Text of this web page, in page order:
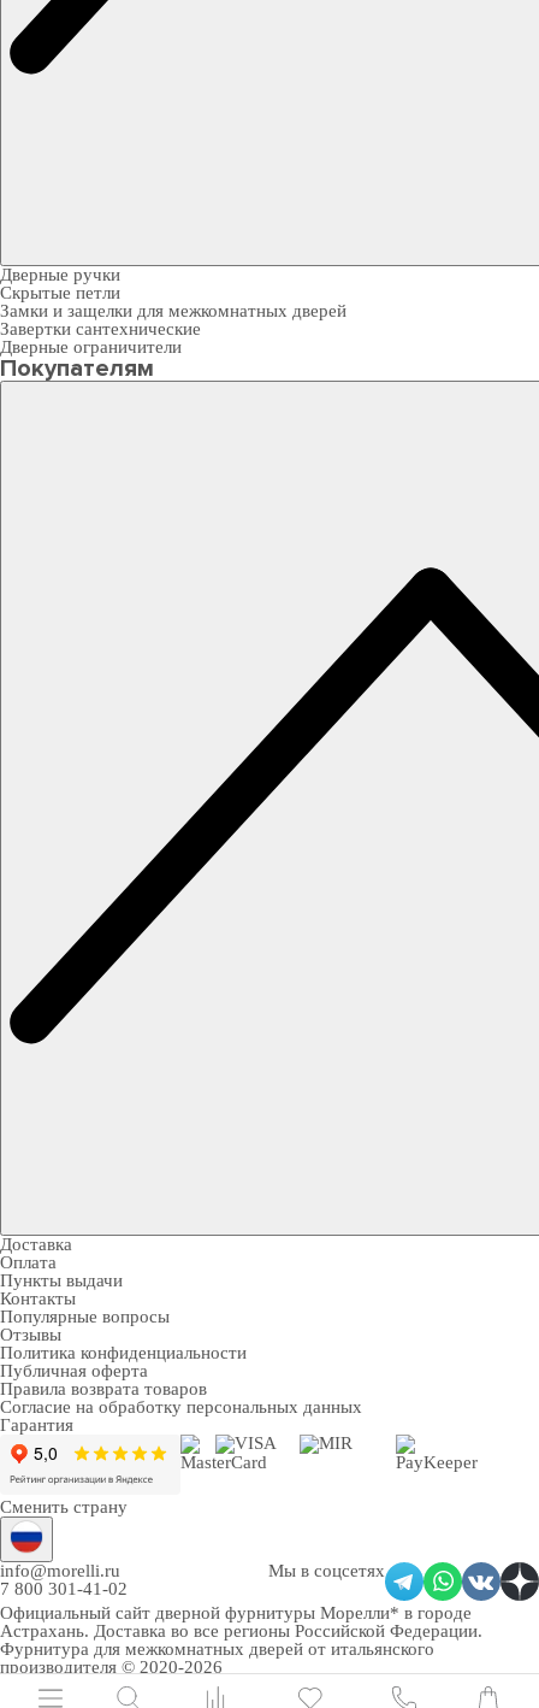
Дверные ручки
Скрытые петли
Замки и защелки для межкомнатных дверей
Завертки сантехнические
Дверные ограничители
Покупателям
Доставка
Оплата
Пункты выдачи
Контакты
Популярные вопросы
Отзывы
Политика конфиденциальности
Публичная оферта
Правила возврата товаров
Согласие на обработку персональных данных
Гарантия
Сменить страну
info@morelli.ru
7 800 301-41-02
Мы в соцсетях
Официальный сайт дверной фурнитуры Морелли* в городе
Астрахань. Доставка во все регионы Российской Федерации.
Фурнитура для межкомнатных дверей от итальянского
производителя © 2020-2026